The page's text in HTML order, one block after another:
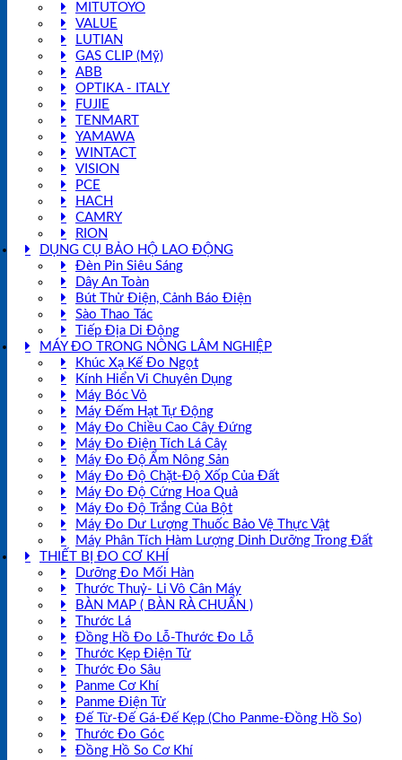
MITUTOYO
VALUE
LUTIAN
GAS CLIP (Mỹ)
ABB
OPTIKA - ITALY
FUJIE
TENMART
YAMAWA
WINTACT
VISION
PCE
HACH
CAMRY
RION
DỤNG CỤ BẢO HỘ LAO ĐỘNG
Đèn Pin Siêu Sáng
Dây An Toàn
Bút Thử Điện, Cảnh Báo Điện
Sào Thao Tác
Tiếp Địa Di Động
MÁY ĐO TRONG NÔNG LÂM NGHIỆP
Khúc Xạ Kế Đo Ngọt
Kính Hiển Vi Chuyên Dụng
Máy Bóc Vỏ
Máy Đếm Hạt Tự Động
Máy Đo Chiều Cao Cây Đứng
Máy Đo Điện Tích Lá Cây
Máy Đo Độ Ẩm Nông Sản
Máy Đo Độ Chặt-Độ Xốp Của Đất
Máy Đo Độ Cứng Hoa Quả
Máy Đo Độ Trắng Của Bột
Máy Đo Dư Lượng Thuốc Bảo Vệ Thực Vật
Máy Phân Tích Hàm Lượng Dinh Dưỡng Trong Đất
THIẾT BỊ ĐO CƠ KHÍ
Dưỡng Đo Mối Hàn
Thước Thuỷ- Li Vô Cân Máy
BÀN MAP ( BÀN RÀ CHUẨN )
Thước Lá
Đồng Hồ Đo Lỗ-Thước Đo Lỗ
Thước Kẹp Điện Tử
Thước Đo Sâu
Panme Cơ Khí
Panme Điện Tử
Đế Từ-Đế Gá-Đế Kẹp (Cho Panme-Đồng Hồ So)
Thước Đo Góc
Đồng Hồ So Cơ Khí